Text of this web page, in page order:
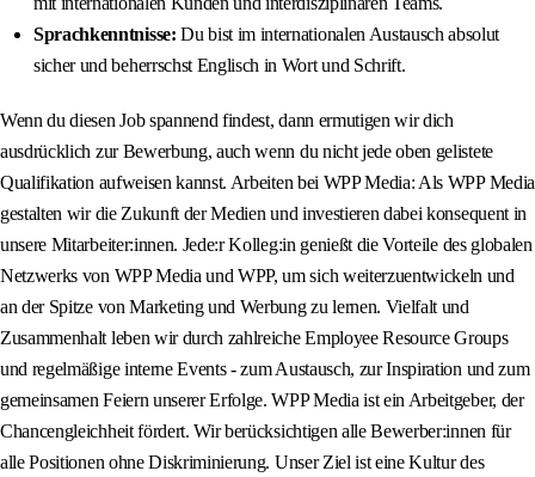
Sprachkenntnisse: Du bist im internationalen Austausch absolut
sicher und beherrschst Englisch in Wort und Schrift.
Wenn du diesen Job spannend findest, dann ermutigen wir dich
ausdrücklich zur Bewerbung, auch wenn du nicht jede oben gelistete
Qualifikation aufweisen kannst. Arbeiten bei WPP Media: Als WPP Media
gestalten wir die Zukunft der Medien und investieren dabei konsequent in
unsere Mitarbeiter:innen. Jede:r Kolleg:in genießt die Vorteile des globalen
Netzwerks von WPP Media und WPP, um sich weiterzuentwickeln und
an der Spitze von Marketing und Werbung zu lernen. Vielfalt und
Zusammenhalt leben wir durch zahlreiche Employee Resource Groups
und regelmäßige interne Events - zum Austausch, zur Inspiration und zum
gemeinsamen Feiern unserer Erfolge. WPP Media ist ein Arbeitgeber, der
Chancengleichheit fördert. Wir berücksichtigen alle Bewerber:innen für
alle Positionen ohne Diskriminierung. Unser Ziel ist eine Kultur des